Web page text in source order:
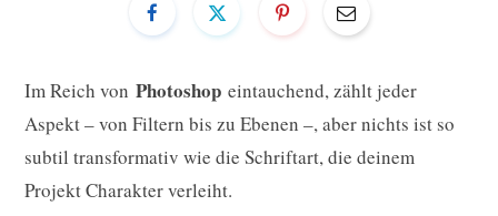
Im Reich von Photoshop eintauchend, zählt jeder
Aspekt – von Filtern bis zu Ebenen –, aber nichts ist so
subtil transformativ wie die Schriftart, die deinem
Projekt Charakter verleiht.